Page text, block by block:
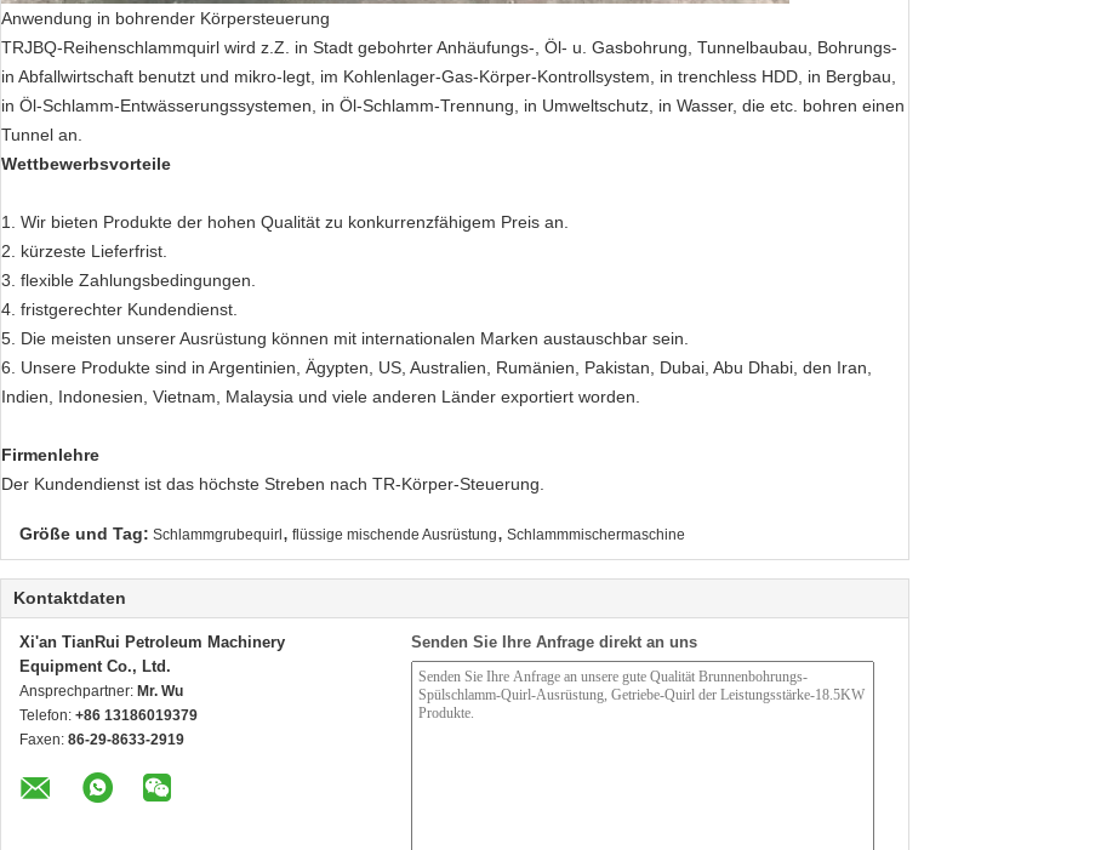
Anwendung in bohrender Körpersteuerung
TRJBQ-Reihenschlammquirl wird z.Z. in Stadt gebohrter Anhäufungs-, Öl- u. Gasbohrung, Tunnelbaubau, Bohrungs-
in Abfallwirtschaft benutzt und mikro-legt, im Kohlenlager-Gas-Körper-Kontrollsystem, in trenchless HDD, in Bergbau,
in Öl-Schlamm-Entwässerungssystemen, in Öl-Schlamm-Trennung, in Umweltschutz, in Wasser, die etc. bohren einen
Tunnel an.
Wettbewerbsvorteile
1. Wir bieten Produkte der hohen Qualität zu konkurrenzfähigem Preis an.
2. kürzeste Lieferfrist.
3. flexible Zahlungsbedingungen.
4. fristgerechter Kundendienst.
5. Die meisten unserer Ausrüstung können mit internationalen Marken austauschbar sein.
6. Unsere Produkte sind in Argentinien, Ägypten, US, Australien, Rumänien, Pakistan, Dubai, Abu Dhabi, den Iran,
Indien, Indonesien, Vietnam, Malaysia und viele anderen Länder exportiert worden.
Firmenlehre
Der Kundendienst ist das höchste Streben nach TR-Körper-Steuerung.
Größe und Tag: Schlammgrubequirl , flüssige mischende Ausrüstung, Schlammmischermaschine
Kontaktdaten
Xi'an TianRui Petroleum Machinery
Equipment Co., Ltd.
Ansprechpartner: Mr. Wu
Telefon: +86 13186019379
Faxen: 86-29-8633-2919
Senden Sie Ihre Anfrage direkt an uns